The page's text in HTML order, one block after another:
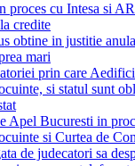
proces cu Intesa si
credite
obtine in justitie
mari
prin care
si statul sunt
Apel Bucuresti in
si Curtea de
de judecatori sa